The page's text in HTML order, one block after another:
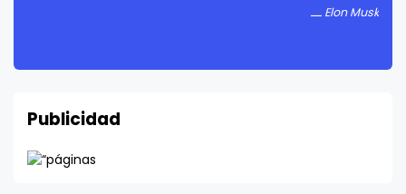
Elon Musk
Publicidad